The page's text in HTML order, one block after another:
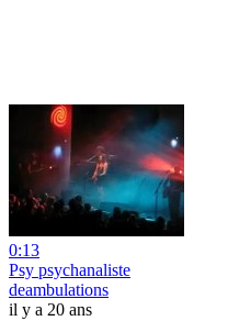
0:13
Psy psychanaliste
deambulations
il y a 20 ans